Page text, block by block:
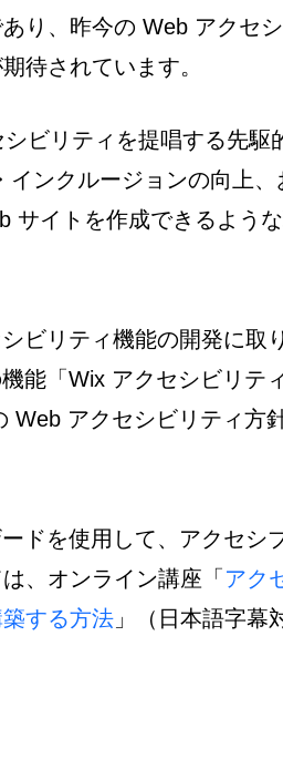
り、昨今の Web アクセ
待されています。
ビリティを提唱する先駆
インクルージョンの向上、
サイトを作成できるよう
ビリティ機能の開発に取
能「Wix アクセシビリテ
Web アクセシビリティ方
ドを使用して、アクセシ
、オンライン講座「アク
する方法 」（日本語字幕